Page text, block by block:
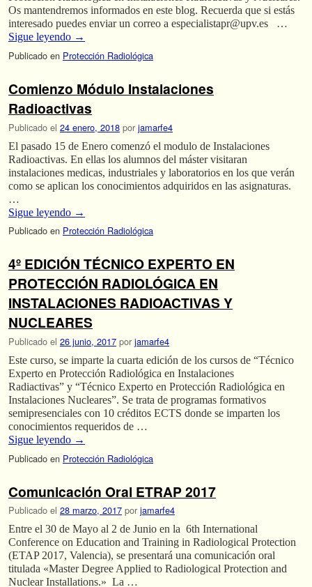
Os mantendremos informados en este blog. Recuerda que si estás
interesado puedes enviar un correo a especialistapr@upv.es …
Sigue leyendo →
Publicado en Protección Radiológica
Comienzo Módulo Instalaciones
Radioactivas
Publicado el 24 enero, 2018 por jamarfe4
El pasado 15 de Enero comenzó el modulo de Instalaciones
Radioactivas. En ellas los alumnos del máster visitaran
instalaciones medicas, industriales y laboratorios en los que verán
como se aplican los conocimientos adquiridos en las asignaturas.
…
Sigue leyendo →
Publicado en Protección Radiológica
4º EDICIÓN TÉCNICO EXPERTO EN
PROTECCIÓN RADIOLÓGICA EN
INSTALACIONES RADIOACTIVAS Y
NUCLEARES
Publicado el 26 junio, 2017 por jamarfe4
Este curso, se imparte la cuarta edición de los cursos de “Técnico
Experto en Protección Radiológica en Instalaciones
Radiactivas” y “Técnico Experto en Protección Radiológica en
Instalaciones Nucleares”. Se trata de programas formativos
semipresenciales con 10 créditos ECTS donde se imparten los
conocimientos requeridos de …
Sigue leyendo →
Publicado en Protección Radiológica
Comunicación Oral ETRAP 2017
Publicado el 28 marzo, 2017 por jamarfe4
Entre el 30 de Mayo al 2 de Junio en la 6th International
Conference on Education and Training in Radiological Protection
(ETAP 2017, Valencia), se presentará una comunicación oral
titulada «Master Degree Applied to Radiological Protection and
Nuclear Installations.» La …